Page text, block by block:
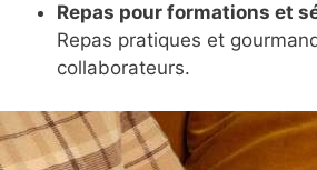
Repas pour formations et
Repas pratiques et
collaborateurs.